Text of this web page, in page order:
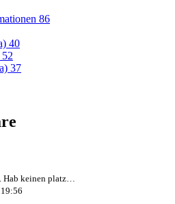
86
40
52
37
Hab keinen platz…